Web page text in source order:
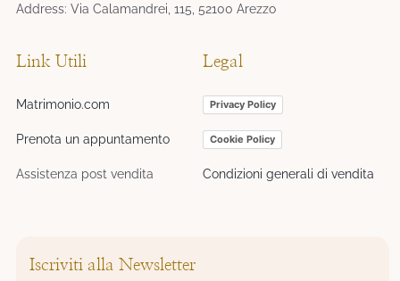
Address: Via Calamandrei, 115, 52100 Arezzo
Link Utili
Matrimonio.com
Prenota un appuntamento
Assistenza post vendita
Legal
Privacy Policy
Cookie Policy
Condizioni generali di vendita
Iscriviti alla Newsletter